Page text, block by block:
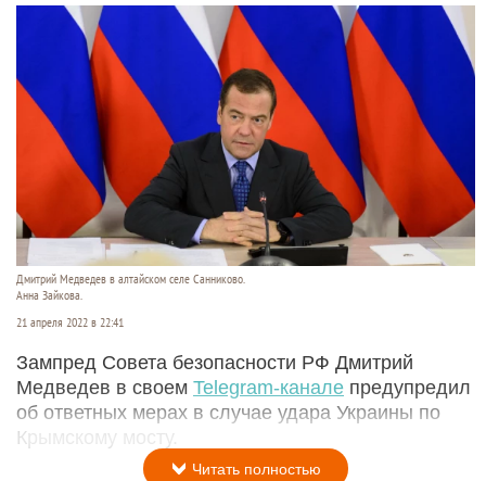
Дмитрий Медведев в алтайском селе Санниково.
Анна Зайкова.
21 апреля 2022 в 22:41
Зампред Совета безопасности РФ Дмитрий
Медведев в своем Telegram-канале предупредил
об ответных мерах в случае удара Украины по
Крымскому мосту.
Читать полностью